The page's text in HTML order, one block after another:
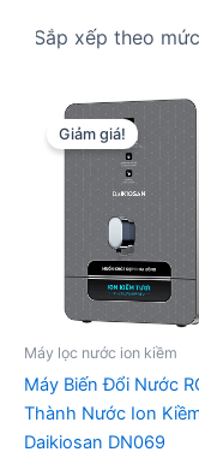
Giảm giá!
Máy lọc nước ion kiềm
Máy Biến Đổi Nước
Thành Nước Ion
Daikiosan DN069